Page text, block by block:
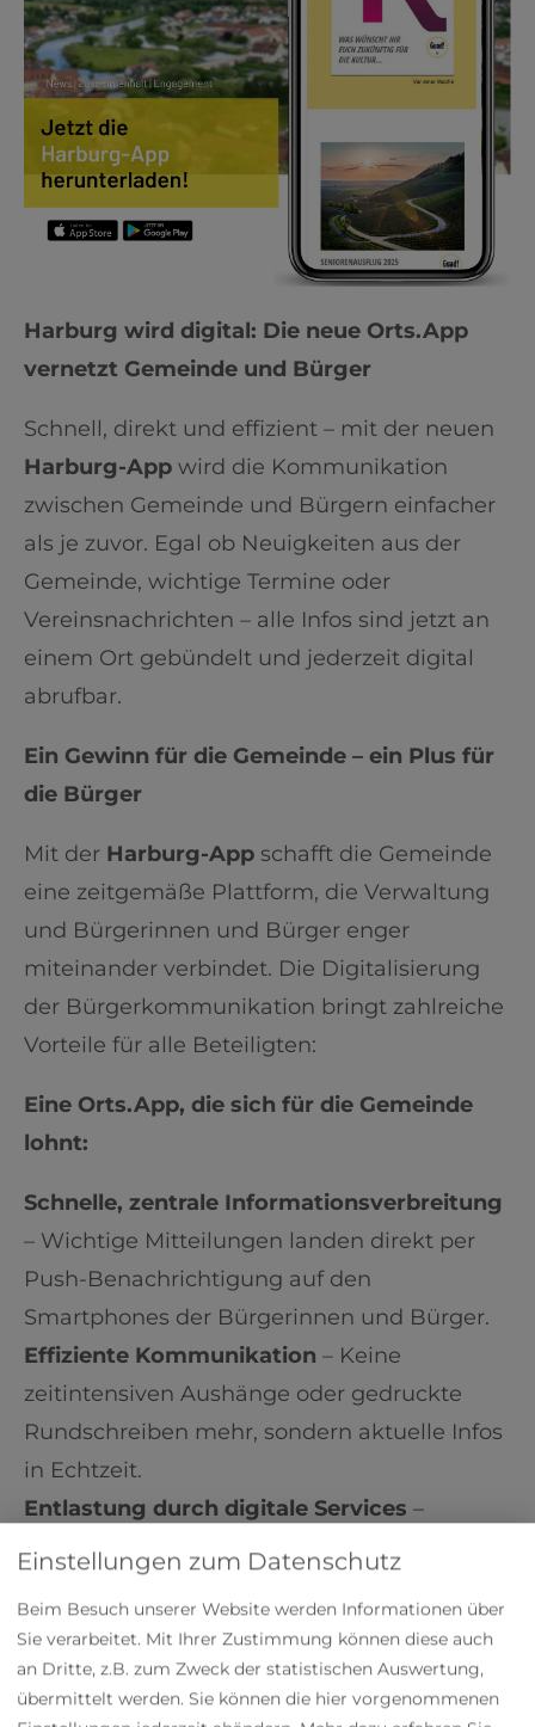
Harburg wird digital: Die neue Orts.App
vernetzt Gemeinde und Bürger
Schnell, direkt und effizient – mit der neuen
Harburg-App wird die Kommunikation
zwischen Gemeinde und Bürgern einfacher
als je zuvor. Egal ob Neuigkeiten aus der
Gemeinde, wichtige Termine oder
Vereinsnachrichten – alle Infos sind jetzt an
einem Ort gebündelt und jederzeit digital
abrufbar.
Ein Gewinn für die Gemeinde – ein Plus für
die Bürger
Mit der Harburg-App schafft die Gemeinde
eine zeitgemäße Plattform, die Verwaltung
und Bürgerinnen und Bürger enger
miteinander verbindet. Die Digitalisierung
der Bürgerkommunikation bringt zahlreiche
Vorteile für alle Beteiligten:
Eine Orts.App, die sich für die Gemeinde
lohnt:
Schnelle, zentrale Informationsverbreitung
– Wichtige Mitteilungen landen direkt per
Push-Benachrichtigung auf den
Smartphones der Bürgerinnen und Bürger.
Effiziente Kommunikation – Keine
zeitintensiven Aushänge oder gedruckte
Rundschreiben mehr, sondern aktuelle Infos
in Echtzeit.
Entlastung durch digitale Services –
Formulare und Dokumente wie
abrufbar, direkt und ohne Umweg.
Stärkung der Bürgerbeteiligung– Die
Harburg-App ermöglicht es den Bürgern,
Einstellungen zum Datenschutz
Beim Besuch unserer Website werden Informationen über
Sie verarbeitet. Mit Ihrer Zustimmung können diese auch
an Dritte, z.B. zum Zweck der statistischen Auswertung,
übermittelt werden. Sie können die hier vorgenommenen